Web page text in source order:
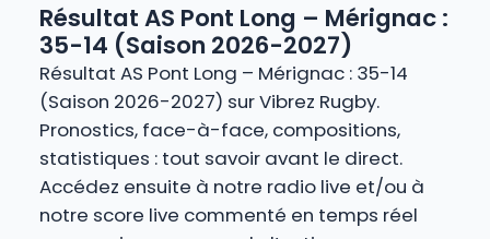
Résultat AS Pont Long – Mérignac :
35-14 (Saison 2026-2027)
Résultat AS Pont Long – Mérignac : 35-14
(Saison 2026-2027) sur Vibrez Rugby.
Pronostics, face-à-face, compositions,
statistiques : tout savoir avant le direct.
Accédez ensuite à notre radio live et/ou à
notre score live commenté en temps réel